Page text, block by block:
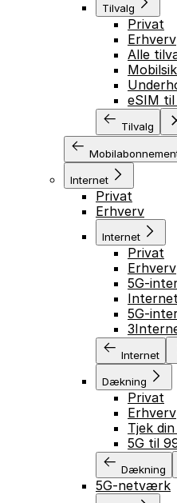
Tilvalg
Privat
Erhverv
Alle
eSIM
Tilvalg
Internet
Privat
Erhverv
Internet
Privat
Erhverv
5G-
5G-
Internet
Dækning
Privat
Erhverv
Tjek
5G til
Dækning
5G-netværk